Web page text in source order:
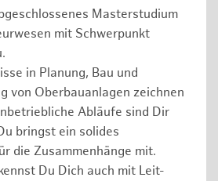
Masterstudium
mit Schwerpunkt
in Planung, Bau und
von Oberbauanlagen zeichnen
Abläufe sind Dir
bringst ein solides
die Zusammenhänge mit.
Du Dich auch mit Leit-